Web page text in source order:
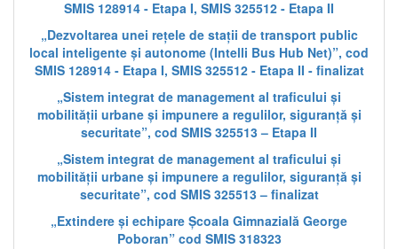
SMIS 128914 - Etapa I, SMIS 325512 - Etapa II
„Dezvoltarea unei rețele de stații de transport public
local inteligente și autonome (Intelli Bus Hub Net)”, cod
SMIS 128914 - Etapa I, SMIS 325512 - Etapa II - finalizat
„Sistem integrat de management al traficului și
mobilității urbane și impunere a regulilor, siguranță și
securitate”, cod SMIS 325513 – Etapa II
„Sistem integrat de management al traficului și
mobilității urbane și impunere a regulilor, siguranță și
securitate”, cod SMIS 325513 – finalizat
„Extindere și echipare Școala Gimnazială George
Poboran” cod SMIS 318323